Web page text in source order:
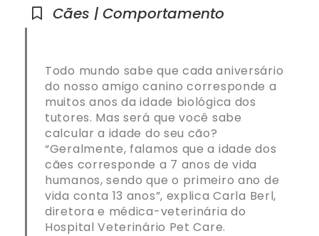
Cães | Comportamento
Todo mundo sabe que cada aniversário
do nosso amigo canino corresponde a
muitos anos da idade biológica dos
tutores. Mas será que você sabe
calcular a idade do seu cão?
“Geralmente, falamos que a idade dos
cães corresponde a 7 anos de vida
humanos, sendo que o primeiro ano de
vida conta 13 anos”, explica Carla Berl,
diretora e médica-veterinária do
Hospital Veterinário Pet Care.